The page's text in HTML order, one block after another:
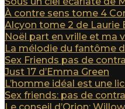
À contre sens tome 4
Alcyon tome 2 de Laurie
Noël part en vrille et ma
La mélodie du fantôme
Sex Friends pas de
Just 17 d’Emma Green
L’homme idéal est une
Sex friends: pas de